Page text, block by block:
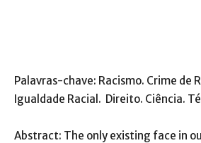
Palavras-chave: Racismo. Crime de
Igualdade Racial. Direito. Ciência.
Abstract: The only existing face in